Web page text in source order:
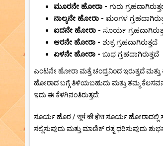
ಮೂರನೇ ಹೋರಾ - ಗುರು
ನಾಲ್ಕನೇ ಹೋರಾ - ಮಂಗಳ
ಐದನೇ ಹೋರಾ - ಸೂರ್ಯ
ಆರನೇ ಹೋರಾ - ಶುಕ್ರ ಗ್ರಹದಾಗಿರುತ್ತದೆ
ಏಳನೇ ಹೋರಾ - ಬುಧ ಗ್ರಹದಾಗಿರುತ್ತದೆ
ಎಂಟನೇ ಹೋರಾ ಮತ್ತೆ ಚಂದ್ರನಿಂದ ಇರುತ್ತದೆ
ಹೋರಾದ ಬಗ್ಗೆ ತಿಳಿಯಬಹುದು ಮತ್ತು ತಮ್ಮ
ಇದು ಈ ಕೆಳಗಿನಂತಿರುತ್ತದೆ:
ಸೂರ್ಯ ಹೊರ / सूर्य की होरा ಸೂರ್ಯ ಹೋರಾದಲ್ಲಿ
ಸಲ್ಲಿಸುವುದು ಮತ್ತು ಮಾಣಿಕ್ ರತ್ನ ಧರಿಸುವುದು